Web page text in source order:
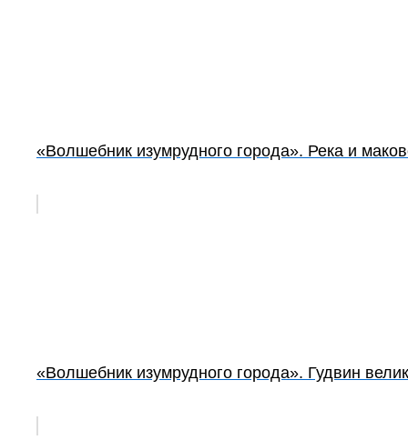
«Волшебник изумрудного города». Река и
«Волшебник изумрудного города». Гудвин